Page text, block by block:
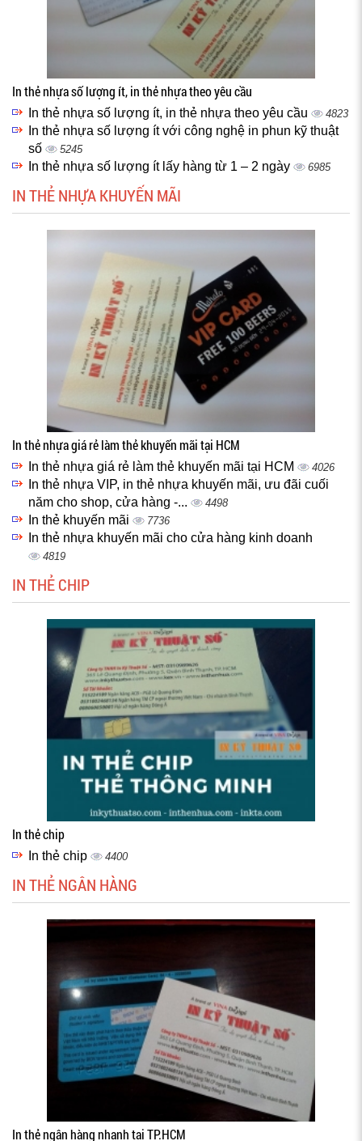
In thẻ nhựa số lượng ít, in thẻ nhựa theo yêu cầu
In thẻ nhựa số lượng ít, in thẻ nhựa theo yêu cầu 4823
In thẻ nhựa số lượng ít với công nghệ in phun kỹ thuật
số
5245
In thẻ nhựa số lượng ít lấy hàng từ 1 – 2 ngày 6985
IN THẺ NHỰA KHUYẾN MÃI
In thẻ nhựa giá rẻ làm thẻ khuyến mãi tại HCM
In thẻ nhựa giá rẻ làm thẻ khuyến mãi tại HCM 4026
In thẻ nhựa VIP, in thẻ nhựa khuyến mãi, ưu đãi cuối
năm cho shop, cửa hàng -...
4498
In thẻ khuyến mãi 7736
In thẻ nhựa khuyến mãi cho cửa hàng kinh doanh
4819
IN THẺ CHIP
In thẻ chip
In thẻ chip 4400
IN THẺ NGÂN HÀNG
In thẻ ngân hàng nhanh tại TP.HCM